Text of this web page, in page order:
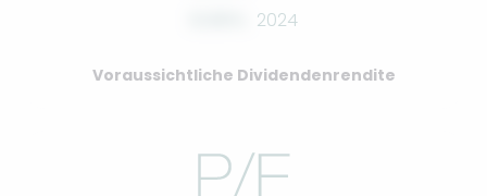
2024
Voraussichtliche Dividendenrendite